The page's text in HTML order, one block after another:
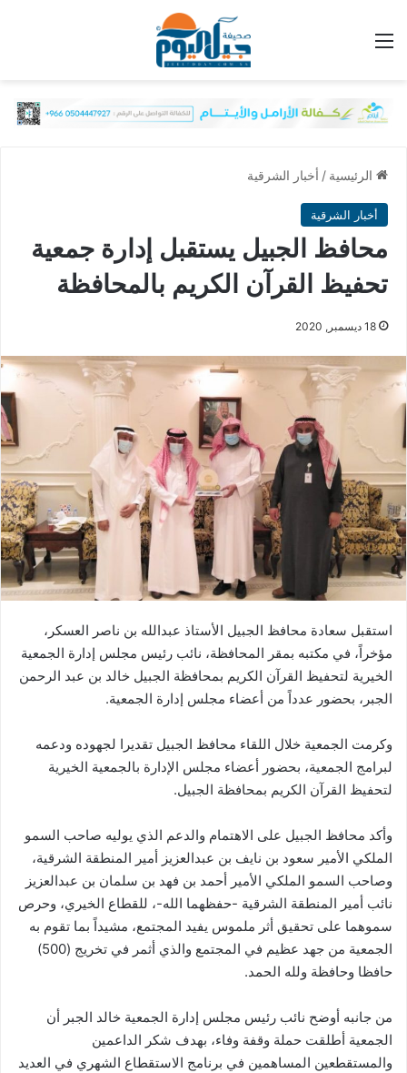
الرئيسية / أخبار الشرقية
أخبار الشرقية
محافظ الجبيل يستقبل إدارة جمعية
تحفيظ القرآن الكريم بالمحافظة
18 ديسمبر, 2020
استقبل سعادة محافظ الجبيل الأستاذ عبدالله بن ناصر العسكر،
مؤخراً، في مكتبه بمقر المحافظة، نائب رئيس مجلس إدارة الجمعية
الخيرية لتحفيظ القرآن الكريم بمحافظة الجبيل خالد بن عبد الرحمن
الجبر، بحضور عدداً من أعضاء مجلس إدارة الجمعية.
وكرمت الجمعية خلال اللقاء محافظ الجبيل تقديرا لجهوده ودعمه
لبرامج الجمعية، بحضور أعضاء مجلس الإدارة بالجمعية الخيرية
لتحفيظ القرآن الكريم بمحافظة الجبيل.
وأكد محافظ الجبيل على الاهتمام والدعم الذي يوليه صاحب السمو
الملكي الأمير سعود بن نايف بن عبدالعزيز أمير المنطقة الشرقية،
وصاحب السمو الملكي الأمير أحمد بن فهد بن سلمان بن عبدالعزيز
نائب أمير المنطقة الشرقية -حفظهما الله-، للقطاع الخيري، وحرص
سموهما على تحقيق أثر ملموس يفيد المجتمع، مشيداً بما تقوم به
الجمعية من جهد عظيم في المجتمع والذي أثمر في تخريج (500)
حافظا وحافظة ولله الحمد.
من جانبه أوضح نائب رئيس مجلس إدارة الجمعية خالد الجبر أن
الجمعية أطلقت حملة وقفة وفاء، بهدف شكر الداعمين
والمستقطعين المساهمين في برنامج الاستقطاع الشهري في العديد